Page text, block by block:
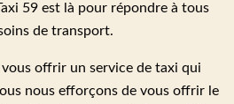
59 est là pour répondre à tous
de transport.
offrir un service de taxi qui
nous efforçons de vous offrir le